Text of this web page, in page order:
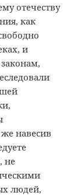
отечеству
как
и
навесив
не
людей,